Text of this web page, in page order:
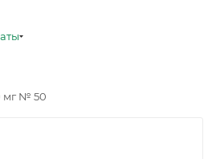
мг № 50